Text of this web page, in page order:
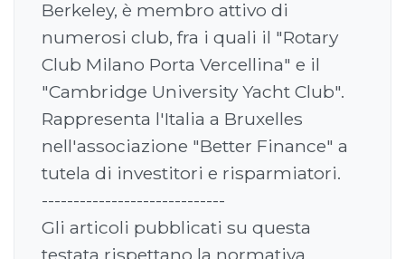
Berkeley, è membro attivo di
numerosi club, fra i quali il "Rotary
Club Milano Porta Vercellina" e il
"Cambridge University Yacht Club".
Rappresenta l'Italia a Bruxelles
nell'associazione "Better Finance" a
tutela di investitori e risparmiatori.
-----------------------------
Gli articoli pubblicati su questa